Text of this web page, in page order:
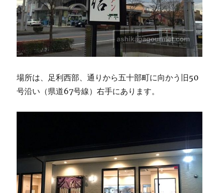
場所は、足利西部、通りから五十部町に向かう旧50
号沿い（県道67号線）右手にあります。